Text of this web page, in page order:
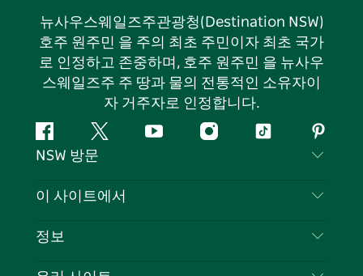
뉴사우스웨일즈주관광청(Destination NSW)
호주 원주민 을 주의 최초 주민이자 최초 국가
로 인정하고 존중하며, 호주 원주민 을 뉴사우
스웨일즈주 주 땅과 물의 전통적인 소유자이
자 거주자로 인정합니다.
페
이
북
지
다
유
인
틱
핀
터
스
NSW 방문
문의하기
이 사이트에서
목적지
정보
여행 정보